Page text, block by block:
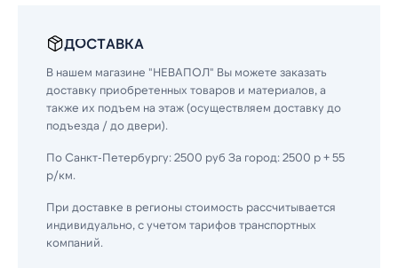
ДОСТАВКА
В нашем магазине "НЕВАПОЛ" Вы можете заказать
доставку приобретенных товаров и материалов, а
также их подъем на этаж (осуществляем доставку до
подъезда / до двери).
По Санкт-Петербургу: 2500 руб За город: 2500 р + 55
р/км.
При доставке в регионы стоимость рассчитывается
индивидуально, с учетом тарифов транспортных
компаний.